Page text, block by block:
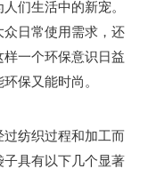
们生活中的新宠。
日常使用需求，还
一个环保意识日益
保又能时尚。
纺织过程和加工而
具有以下几个显著